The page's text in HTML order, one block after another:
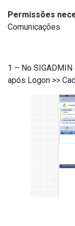
Permissões
Comunicações
1 – No
após Logon >>